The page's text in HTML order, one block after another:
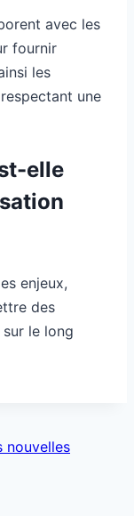
avec les
fournir
les
une
elle
enjeux,
des
le long
nouvelles